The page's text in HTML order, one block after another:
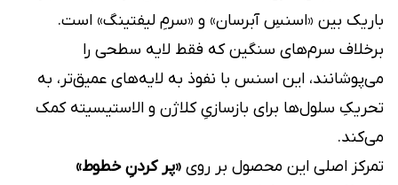
باریک بین «اسنسِ آبرسان» و «سرمِ لیفتینگ» است.
برخلاف سرم‌های سنگین که فقط لایه سطحی را
می‌پوشانند، این اسنس با نفوذ به لایه‌های عمیق‌تر، به
تحریکِ سلول‌ها برای بازسازیِ کلاژن و الاستیسیته کمک
می‌کند.
تمرکز اصلی این محصول بر روی «پر کردنِ خطوط»